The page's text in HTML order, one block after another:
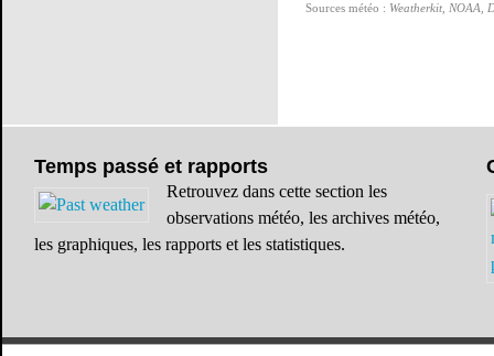
Sources météo : Weatherkit, NOAA,
Tempspassé et rapports
Retrouvez dans cette section les
observations météo, les archives météo,
les graphiques, les rapports et les statistiques.